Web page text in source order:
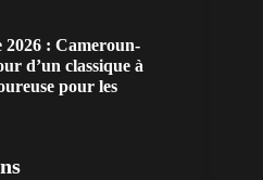
: Cameroun-
d’un classique à
pour les